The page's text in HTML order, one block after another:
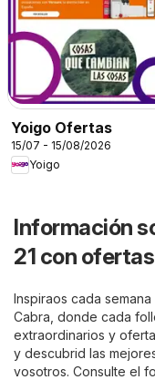
Yoigo Ofertas
15/07 - 15/08/2026
Yoigo
Información
21 con
Inspiraos cada
Cabra, donde cada
extraordinarios y
y descubrid las
vosotros. Consulte el